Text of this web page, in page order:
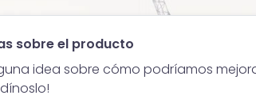
sobre el producto
idea sobre cómo podríamos